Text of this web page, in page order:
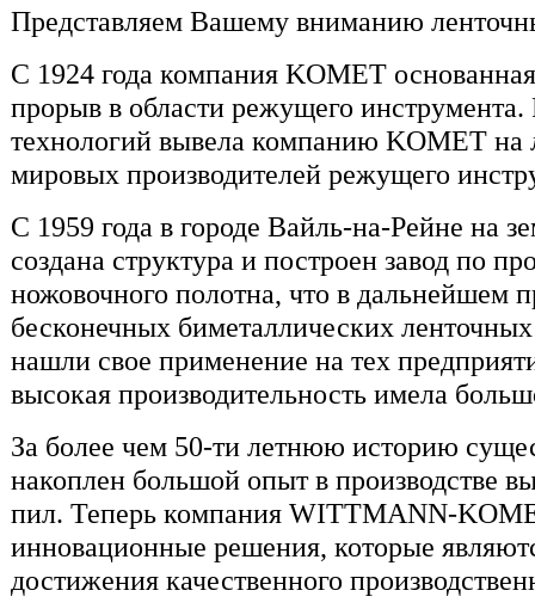
Представляем Вашему вниманию
С 1924 года компания KOMET
прорыв в области режущего
технологий вывела компанию KOMET
мировых производителей режущего
С 1959 года в городе Вайль-на-Рейне на
создана структура и построен завод по
ножовочного полотна, что в дальнейшем
бесконечных биметаллических
нашли свое применение на тех
высокая производительность имела
За более чем 50-ти летнюю историю
накоплен большой опыт в производстве
пил. Теперь компания WITTMANN-
инновационные решения, которые
достижения качественного